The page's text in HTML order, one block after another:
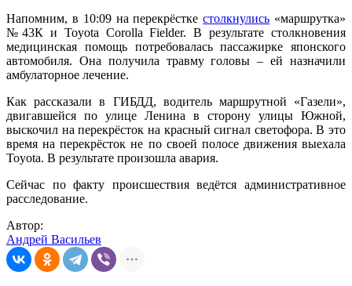
Напомним, в 10:09 на перекрёсткестолкнулись «маршрутка»
№43К и Toyota Corolla Fielder. В результате столкновения
медицинская помощь потребовалась пассажирке японского
автомобиля. Она получила травму головы – ей назначили
амбулаторное лечение.
Как рассказали в ГИБДД, водитель маршрутной «Газели»,
двигавшейся по улице Ленина в сторону улицы Южной,
выскочил на перекрёсток на красный сигнал светофора. В это
время на перекрёсток не по своей полосе движения выехала
Toyota. В результате произошла авария.
Сейчас по факту происшествия ведётся административное
расследование.
Автор:
Андрей Васильев